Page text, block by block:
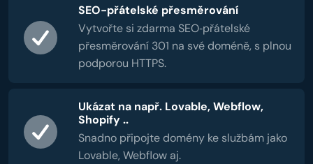
SEO-přátelské přesměrování
Vytvořte si zdarma SEO‑přátelské
přesměrování 301 na své doméně, s plnou
podporou HTTPS.
Ukázat na např. Lovable, Webflow,
Shopify ..
Snadno připojte domény ke službám jako
Lovable, Webflow aj.